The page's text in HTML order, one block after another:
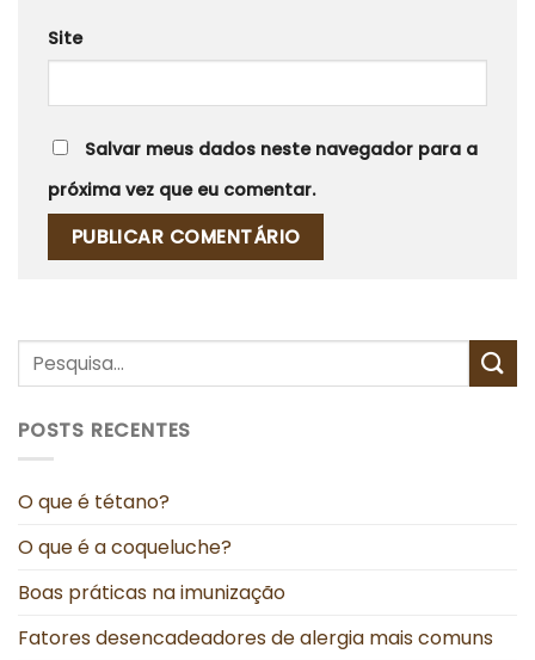
Site
Salvar meus dados neste navegador para a
próxima vez que eu comentar.
POSTS RECENTES
O que é tétano?
O que é a coqueluche?
Boas práticas na imunização
Fatores desencadeadores de alergia mais comuns